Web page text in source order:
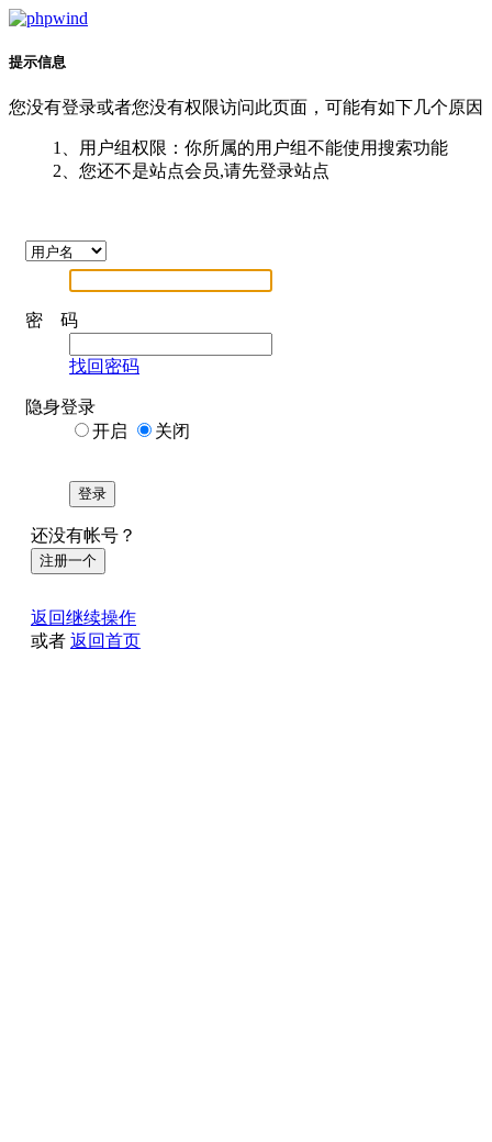
提示信息
您没有登录或者您没有权限访问此页面，可能有如下几个原因
1、用户组权限：你所属的用户组不能使用搜索功能
2、您还不是站点会员,请先登录站点
密 码
找回密码
隐身登录
开启
关闭
登录
还没有帐号？
注册一个
返回继续操作
或者 返回首页